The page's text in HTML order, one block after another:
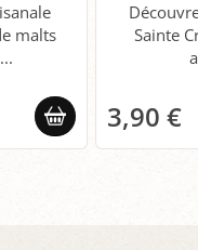
malts
Sainte
3,90 €